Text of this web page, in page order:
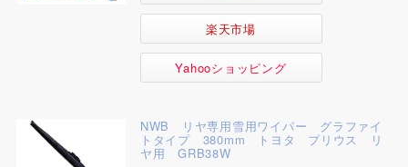
楽天市場
Yahooショッピング
NWB リヤ専用雪用ワイパー グラファイ
トタイプ 380mm トヨタ プリウス リ
ヤ用 GRB38W